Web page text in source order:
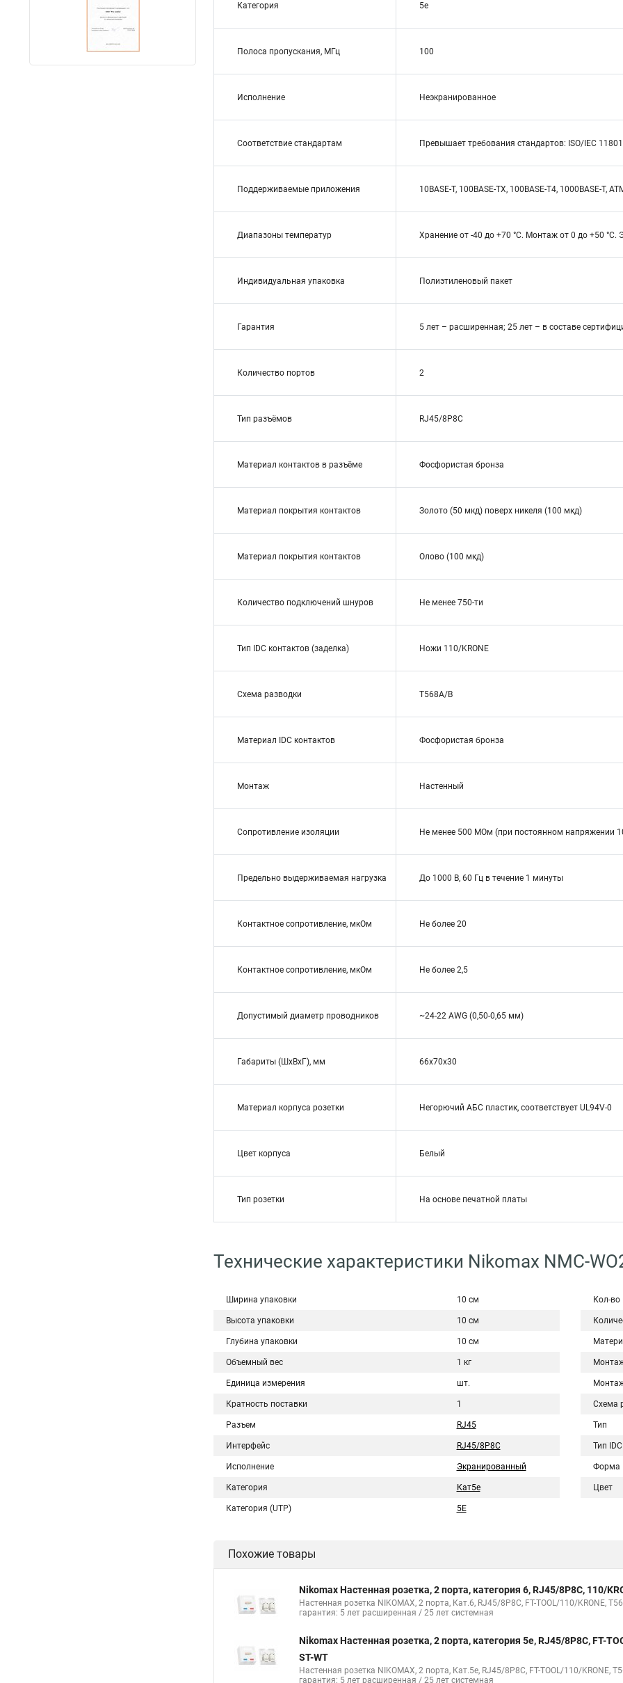
Категория 5e
Полоса пропускания, МГц 100
Исполнение Неэкранированное
Соответствие стандартам Превышает требования стандартов: ISO/IEC
Поддерживаемые приложения 10BASE-T, 100BASE-TX, 100BASE-T4, 1000BASE-T,
Диапазоны температур Хранение от -40 до +70 °C. Монтаж от 0 до +50 °C.
Индивидуальная упаковка Полиэтиленовый пакет
Гарантия 5 лет – расширенная; 25 лет – в составе
Количество портов 2
Тип разъёмов RJ45/8P8C
Материал контактов в разъёме Фосфористая бронза
Материал покрытия контактов Золото (50 мкд) поверх никеля (100 мкд)
Материал покрытия контактов Олово (100 мкд)
Количество подключений шнуров Не менее 750-ти
Тип IDC контактов (заделка) Ножи 110/KRONE
Схема разводки T568A/B
Материал IDC контактов Фосфористая бронза
Монтаж Настенный
Сопротивление изоляции Не менее 500 МОм (при постоянном напряжении
Предельно выдерживаемая нагрузка До 1000 В, 60 Гц в течение 1 минуты
Контактное сопротивление, мкОм Не более 20
Контактное сопротивление, мкОм Не более 2,5
Допустимый диаметр проводников ~24-22 AWG (0,50-0,65 мм)
Габариты (ШхВхГ), мм 66x70x30
Материал корпуса розетки Негорючий АБС пластик, соответствует UL94V-0
Цвет корпуса Белый
Тип розетки На основе печатной платы
Технические характеристики Nikomax NMC-
Ширина упаковки 10 см
Высота упаковки 10 см
Глубина упаковки 10 см
Объемный вес 1 кг
Единица измерения шт.
Кратность поставки 1
Разъем RJ45
Интерфейс RJ45/8P8C
Исполнение Экранированный
Категория Кат5e
Категория (UTP) 5E
Кол-во
Схема
Тип
Тип
Форма
Цвет
Похожие товары
Nikomax Настенная розетка, 2 порта, категория 6, RJ45/8P8C, 110/
Настенная розетка NIKOMAX, 2 порта, Кат.6, RJ45/8P8C, FT-TOOL/110/KRONE,
гарантия: 5 лет расширенная / 25 лет системная
Nikomax Настенная розетка, 2 порта, категория 5е, RJ45/8P8C, FT-
ST-WT
Настенная розетка NIKOMAX, 2 порта, Кат.5e, RJ45/8P8C, FT-TOOL/110/KRONE,
гарантия: 5 лет расширенная / 25 лет системная